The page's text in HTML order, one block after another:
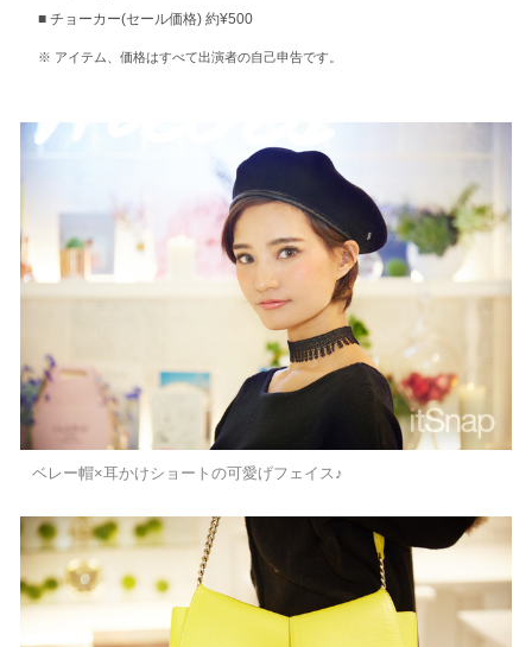
チョーカー(セール価格) 約¥500
アイテム、価格はすべて出演者の自己申告です。
ベレー帽×耳かけショートの可愛げフェイス♪